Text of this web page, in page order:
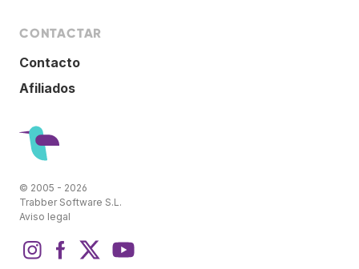
CONTACTAR
Contacto
Afiliados
© 2005 - 2026
Trabber Software S.L.
Aviso legal